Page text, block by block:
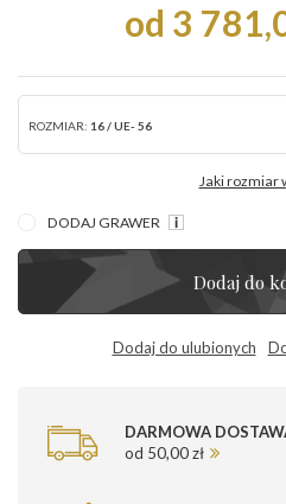
od 3
ROZMIAR: 16 / UE- 56
Jaki rozmiar
DODAJ GRAWER
Dodaj do
Dodaj do ulubionych
DARMOWA
od 50,00 zł